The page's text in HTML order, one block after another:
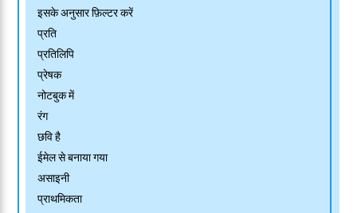
इसके अनुसार फ़िल्टर करें
प्रति
प्रतिलिपि
प्रेषक
नोटबुक में
रंग
छवि है
ईमेल से बनाया गया
असाइनी
प्राथमिकता